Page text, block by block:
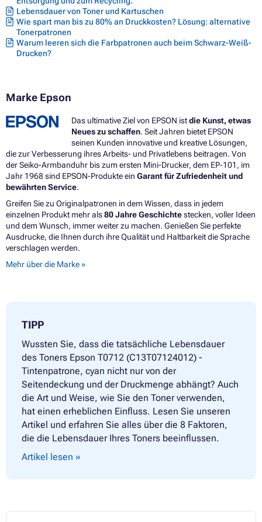
Druckerpatronen EPSON STYLUS OFFICE BX310FN
Druckerpatronen EPSON STYLUS OFFICE BX510W
Druckerpatronen EPSON STYLUS OFFICE BX600FW
Druckerpatronen EPSON STYLUS OFFICE BX610FW
Druckerpatronen EPSON STYLUS PHOTO PX660
Druckerpatronen EPSON STYLUS S20
Druckerpatronen EPSON STYLUS SX100 SERIES
Druckerpatronen EPSON STYLUS SX105
Druckerpatronen EPSON STYLUS SX110
Druckerpatronen EPSON STYLUS SX115
Druckerpatronen EPSON STYLUS SX150
Druckerpatronen EPSON STYLUS SX200
Druckerpatronen EPSON STYLUS SX200 SERIES
Druckerpatronen EPSON STYLUS SX205
Druckerpatronen EPSON STYLUS SX210
Druckerpatronen EPSON STYLUS SX210 SERIES
Druckerpatronen EPSON STYLUS SX215
Druckerpatronen EPSON STYLUS SX218
Druckerpatronen EPSON STYLUS SX400
Druckerpatronen EPSON STYLUS SX400 SERIES
Druckerpatronen EPSON STYLUS SX400 WIFI
Druckerpatronen EPSON STYLUS SX405 WIFI
Druckerpatronen EPSON STYLUS SX510W
Druckerpatronen EPSON STYLUS SX600FW
Druckerpatronen EPSON STYLUS SX610FW
Lebensdauer von Toner und Kartuschen
Wie spart man bis zu 80% an Druckkosten? Lösung: alternative
Tonerpatronen
Warum leeren sich die Farbpatronen auch beim Schwarz-Weiß-
Drucken?
Marke Epson
Das ultimative Ziel von EPSON istdie Kunst, etwas
Neues zu schaffen. Seit Jahren bietet EPSON
seinen Kunden innovative und kreative Lösungen,
die zur Verbesserung ihres Arbeits- und Privatlebens beitragen. Von
der Seiko-Armbanduhr bis zum ersten Mini-Drucker, dem EP-101, im
Jahr 1968 sind EPSON-Produkte ein Garant für Zufriedenheit und
bewährten Service.
Greifen Sie zu Originalpatronen in dem Wissen, dass in jedem
einzelnen Produkt mehr als80 Jahre Geschichtestecken, voller Ideen
und dem Wunsch, immer weiter zu machen. Genießen Sie perfekte
Ausdrucke, die Ihnen durch ihre Qualität und Haltbarkeit die Sprache
verschlagen werden.
Mehr über die Marke »
TIPP
Wussten Sie, dass die tatsächliche Lebensdauer
des Toners Epson T0712 (C13T07124012) -
Tintenpatrone, cyan nicht nur von der
Seitendeckung und der Druckmenge abhängt? Auch
die Art und Weise, wie Sie den Toner verwenden,
hat einen erheblichen Einfluss. Lesen Sie unseren
Artikel und erfahren Sie alles über die 8 Faktoren,
die die Lebensdauer Ihres Toners beeinflussen.
Artikel lesen »